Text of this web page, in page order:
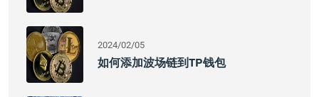
2024/02/05
如何添加波场链到TP钱包